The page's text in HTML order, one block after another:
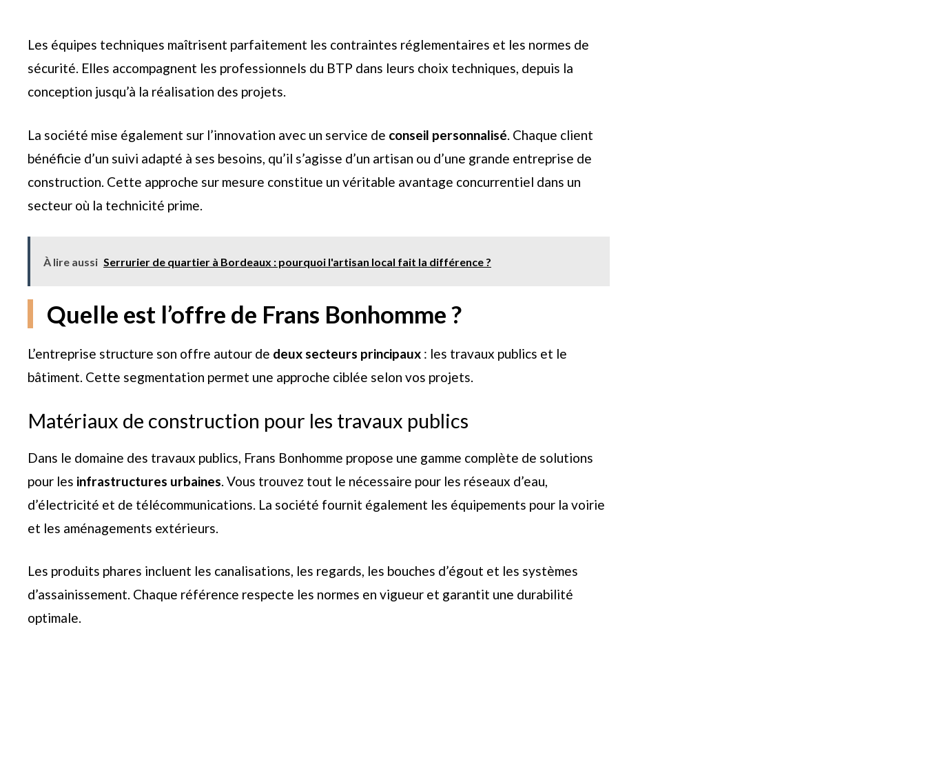
Les équipes techniques maîtrisent parfaitement les contraintes réglementaires et les normes de
sécurité. Elles accompagnent les professionnels du BTP dans leurs choix techniques, depuis la
conception jusqu’à la réalisation des projets.
La société mise également sur l’innovation avec un service de conseil personnalisé . Chaque client
bénéficie d’un suivi adapté à ses besoins, qu’il s’agisse d’un artisan ou d’une grande entreprise de
construction. Cette approche sur mesure constitue un véritable avantage concurrentiel dans un
secteur où la technicité prime.
À lire aussi Serrurier de quartier à Bordeaux : pourquoi l'artisan local fait la différence ?
Quelle est l’offre de Frans Bonhomme ?
L’entreprise structure son offre autour de deux secteurs principaux : les travaux publics et le
bâtiment. Cette segmentation permet une approche ciblée selon vos projets.
Matériaux de construction pour les travaux publics
Dans le domaine des travaux publics, Frans Bonhomme propose une gamme complète de solutions
pour les infrastructures urbaines . Vous trouvez tout le nécessaire pour les réseaux d’eau,
d’électricité et de télécommunications. La société fournit également les équipements pour la voirie
et les aménagements extérieurs.
Les produits phares incluent les canalisations, les regards, les bouches d’égout et les systèmes
d’assainissement. Chaque référence respecte les normes en vigueur et garantit une durabilité
optimale.